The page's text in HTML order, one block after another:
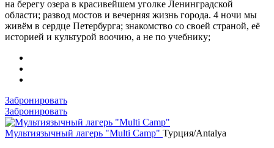
на берегу озера в красивейшем уголке Ленинградской
области; развод мостов и вечерняя жизнь города. 4 ночи мы
живём в сердце Петербурга; знакомство со своей страной, её
историей и культурой воочию, а не по учебнику;
Забронировать
Забронировать
Мультиязычный лагерь "Multi Camp" Турция/Antalya